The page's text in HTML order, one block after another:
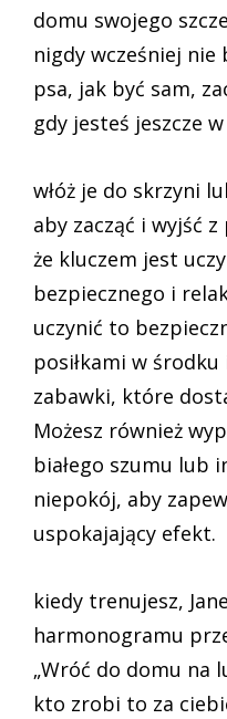
domu swojego
nigdy wcześniej nie
psa, jak być sam,
gdy jesteś jeszcze
włóż je do skrzyni
aby zacząć i wyjść
że kluczem jest
bezpiecznego i
uczynić to
posiłkami w
zabawki, które
Możesz również
białego szumu lub
niepokój, aby
uspokajający efekt.
kiedy trenujesz,
harmonogramu
„Wróć do domu na
kto zrobi to za